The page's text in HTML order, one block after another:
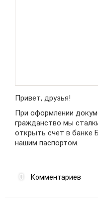
Привет, друзья!
При оформлении
гражданство мы
открыть счет в банке
нашим паспортом.
0 Комментариев